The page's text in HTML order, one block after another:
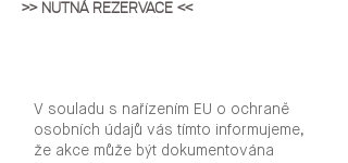
>> NUTNÁ REZERVACE <<
V souladu s nařízením EU o ochraně
osobních údajů vás tímto informujeme,
že akce může být dokumentována